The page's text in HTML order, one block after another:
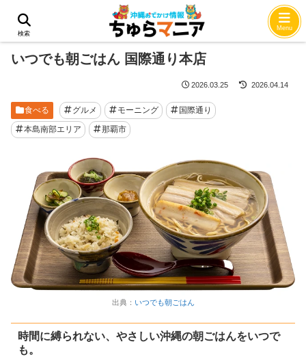
食べる
いつでも朝ごはん 国際通り本店
2026.03.25 2026.04.14
食べる グルメ モーニング
国際通り
本島南部エリア
那覇市
出典： いつでも朝ごはん
時間に縛られない、やさしい沖縄の朝ごはんをいつで
も。
検索
Menu